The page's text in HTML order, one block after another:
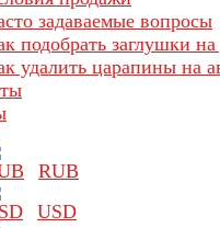
задаваемые вопросы
подобрать заглушки
удалить царапины на
RUB
USD